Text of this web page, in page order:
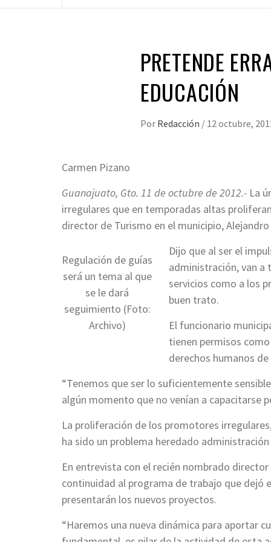
PRETENDE
EDUCACIÓN
Por Redacción / 12 octubre,
Carmen Pizano
Guanajuato, Gto. 11 de octubre de 2012.- La
irregulares que en temporadas altas
director de Turismo en el municipio, Alejandro
Regulación de guías
será un tema al que
se le dará
seguimiento (Foto:
Archivo)
Dijo que al ser el
administración, van a
servicios como a los
buen trato.
El funcionario
tienen permisos
derechos humanos
“Tenemos que ser lo suficientemente
algún momento que no venían a capacitarse
La proliferación de los promotores
ha sido un problema heredado
En entrevista con el recién nombrado
continuidad al programa de trabajo que dejó
presentarán los nuevos proyectos.
“Haremos una nueva dinámica para aportar